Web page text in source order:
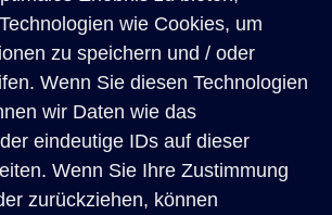
wie Cookies, um
zu speichern und / oder
Wenn Sie diesen Technologien
wir Daten wie das
eindeutige IDs auf dieser
Wenn Sie Ihre Zustimmung
zurückziehen, können